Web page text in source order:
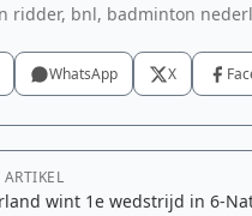
ridder, bnl, badminton
WhatsApp X
ARTIKEL
wint 1e wedstrijd in 6-